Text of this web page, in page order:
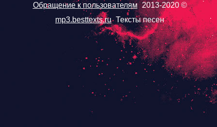
Обращение к пользователям 2013-2020 ©
mp3.besttexts.ru Тексты песен